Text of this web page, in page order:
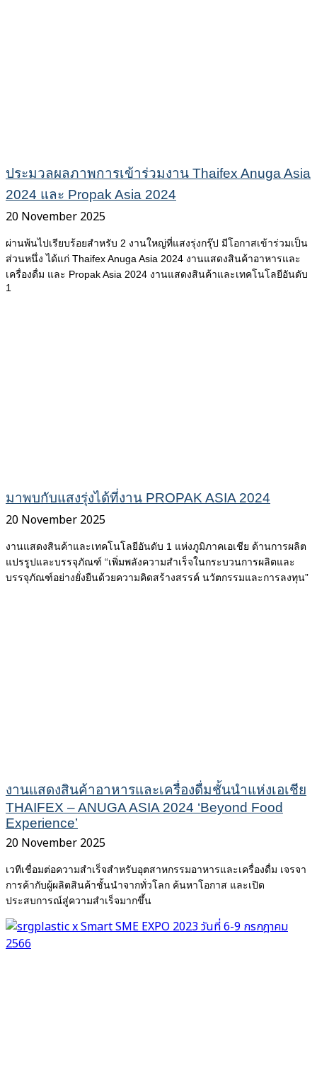
ประมวลผลภาพการเข้าร่วมงาน Thaifex Anuga Asia
2024 และ Propak Asia 2024
20 November 2025
ผ่านพ้นไปเรียบร้อยสำหรับ 2 งานใหญ่ที่แสงรุ่งกรุ๊ป มีโอกาสเข้าร่วมเป็น
ส่วนหนึ่ง ได้แก่ Thaifex Anuga Asia 2024 งานแสดงสินค้าอาหารและ
เครื่องดื่ม และ Propak Asia 2024 งานแสดงสินค้าและเทคโนโลยีอันดับ
1
มาพบกับแสงรุ่งได้ที่งาน PROPAK ASIA 2024
20 November 2025
งานแสดงสินค้าและเทคโนโลยีอันดับ 1 แห่งภูมิภาคเอเชีย ด้านการผลิต
แปรรูปและบรรจุภัณฑ์ “เพิ่มพลังความสำเร็จในกระบวนการผลิตและ
บรรจุภัณฑ์อย่างยั่งยืนด้วยความคิดสร้างสรรค์ นวัตกรรมและการลงทุน”
งานแสดงสินค้าอาหารและเครื่องดื่มชั้นนำแห่งเอเชีย
THAIFEX – ANUGA ASIA 2024 ‘Beyond Food
Experience’
20 November 2025
เวทีเชื่อมต่อความสำเร็จสำหรับอุตสาหกรรมอาหารและเครื่องดื่ม เจรจา
การค้ากับผู้ผลิตสินค้าชั้นนำจากทั่วโลก ค้นหาโอกาส และเปิด
ประสบการณ์สู่ความสำเร็จมากขึ้น